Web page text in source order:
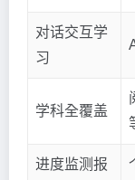
对话交互学
习
学科全覆盖
进度监测报